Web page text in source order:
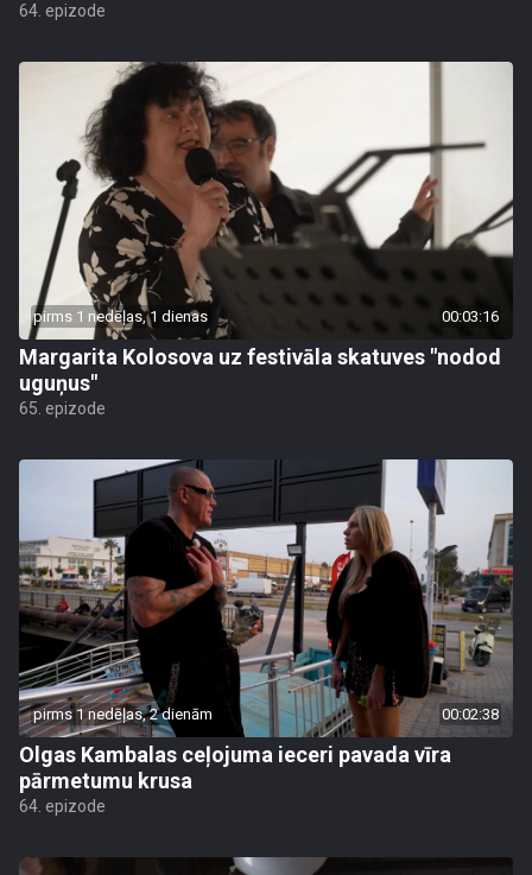
64. epizode
pirms 1 nedēļas, 1 dienas 00:03:16
Margarita Kolosova uz festivāla skatuves "nodod
uguņus"
65. epizode
pirms 1 nedēļas, 2 dienām 00:02:38
Olgas Kambalas ceļojuma ieceri pavada vīra
pārmetumu krusa
64. epizode